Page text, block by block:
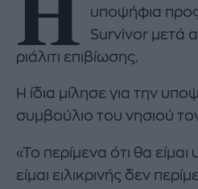
υποψήφια
Survivor μετά
ριάλιτι επιβίωσης.
Η ίδια μίλησε για την
συμβούλιο του νησιού
«Το περίμενα ότι θα
είμαι ειλικρινής δεν